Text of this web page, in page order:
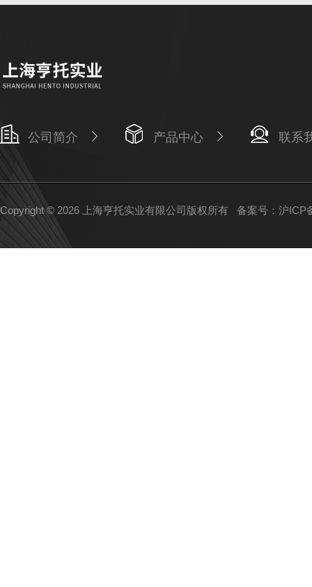
公司简介 产品中心 联系
Copyright © 2026 上海亨托实业有限公司版权所有 备案号：沪ICP